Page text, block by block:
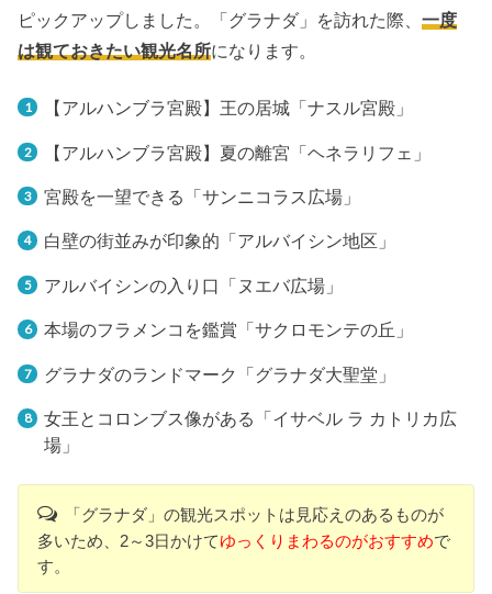
ピックアップしました。「グラナダ」を訪れた際、一度
は観ておきたい観光名所になります。
【アルハンブラ宮殿】王の居城「ナスル宮殿」
【アルハンブラ宮殿】夏の離宮「ヘネラリフェ」
宮殿を一望できる「サンニコラス広場」
白壁の街並みが印象的「アルバイシン地区」
アルバイシンの入り口「ヌエバ広場」
本場のフラメンコを鑑賞「サクロモンテの丘」
グラナダのランドマーク「グラナダ大聖堂」
女王とコロンブス像がある「イサベル ラ カトリカ広
場」
「グラナダ」の観光スポットは見応えのあるものが
多いため、2～3日かけてゆっくりまわるのがおすすめで
す。